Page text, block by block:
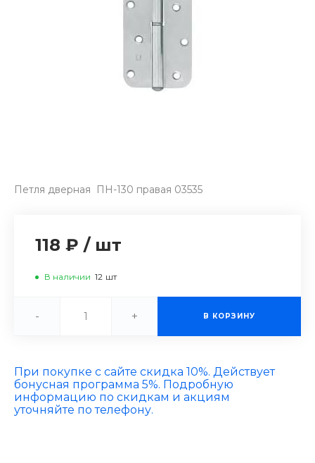
Петля дверная ПН-130 правая 03535
118 ₽ / шт
В наличии 12 шт
- + В КОРЗИНУ
При покупке с сайте скидка 10%. Действует
бонусная программа 5%. Подробную
информацию по скидкам и акциям
уточняйте по телефону.